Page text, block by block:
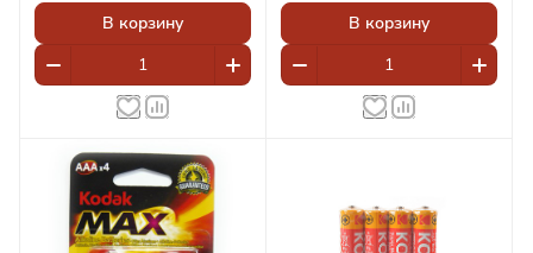
В корзину В корзину